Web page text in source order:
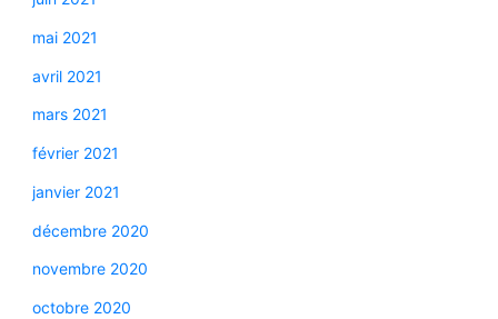
mai 2021
avril 2021
mars 2021
février 2021
janvier 2021
décembre 2020
novembre 2020
octobre 2020